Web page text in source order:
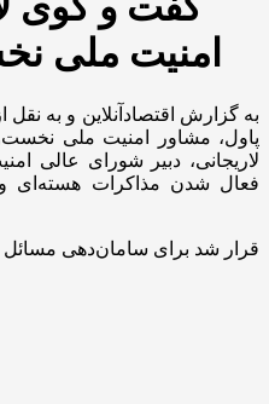
امنیت ملی
به گزارش اقتصادآنلاین و به نقل
پاول، مشاور امنیت ملی
لاریجانی، دبیر شورای عالی
فعال شدن مذاکرات هسته‌ای
قرار شد برای سامان‌دهی مسائل